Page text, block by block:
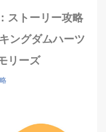
ストーリー攻略
ングダムハーツ
リーズ